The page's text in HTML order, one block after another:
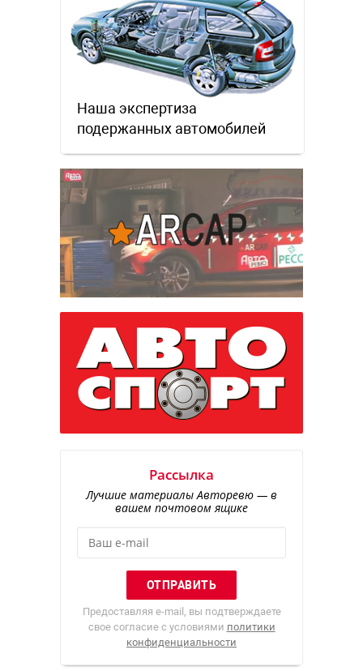
Наша экспертиза
подержанных автомобилей
Рассылка
Лучшие материалы Авторевю — в
вашем почтовом ящике
Предоставляя e-mail, вы подтверждаете
свое согласие с условиями политики
конфиденциальности